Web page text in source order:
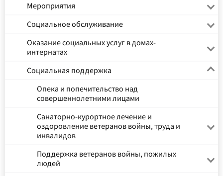
Мероприятия
Социальное обслуживание
Оказание социальных услуг в домах-
интернатах
Социальная поддержка
Опека и попечительство над
совершеннолетними лицами
Санаторно-курортное лечение и
оздоровление ветеранов войны, труда и
инвалидов
Поддержка ветеранов войны, пожилых
людей